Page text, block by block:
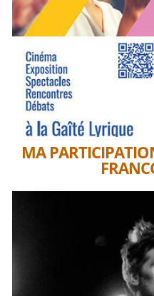
MA